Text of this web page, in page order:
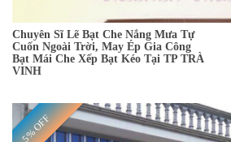
Chuyên Sĩ Lẽ Bạt Che Nắng Mưa Tự
Cuốn Ngoài Trời, May Ép Gia Công
Bạt Mái Che Xếp Bạt Kéo Tại TP TRÀ
VINH
5% OFF